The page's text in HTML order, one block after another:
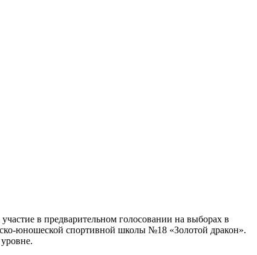
в предварительном голосовании на выборах в
юношеской спортивной школы №18 «Золотой дракон».